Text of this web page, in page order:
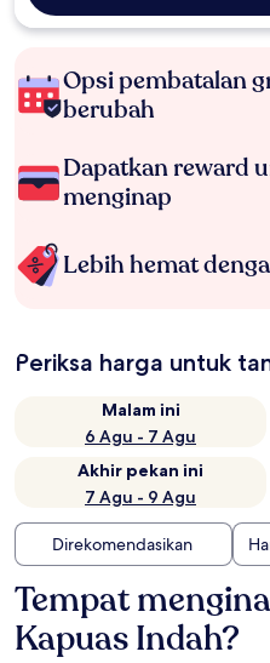
Opsi pembatalan
berubah
Dapatkan reward
menginap
Lebih hemat
Periksa harga untuk
Malam ini
6 Agu - 7 Agu
Akhir pekan ini
7 Agu - 9 Agu
Direkomendasikan
Tempat
Kapuas Indah?